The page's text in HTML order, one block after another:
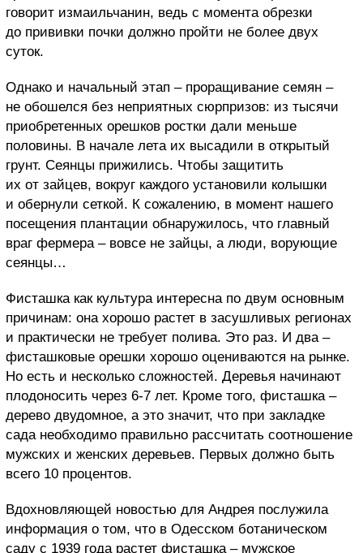
говорит измаильчанин, ведь с момента обрезки
до прививки почки должно пройти не более двух
суток.
Однако и начальный этап – проращивание семян –
не обошелся без неприятных сюрпризов: из тысячи
приобретенных орешков ростки дали меньше
половины. В начале лета их высадили в открытый
грунт. Сеянцы прижились. Чтобы защитить
их от зайцев, вокруг каждого установили колышки
и обернули сеткой. К сожалению, в момент нашего
посещения плантации обнаружилось, что главный
враг фермера – вовсе не зайцы, а люди, ворующие
сеянцы…
Фисташка как культура интересна по двум основным
причинам: она хорошо растет в засушливых регионах
и практически не требует полива. Это раз. И два –
фисташковые орешки хорошо оцениваются на рынке.
Но есть и несколько сложностей. Деревья начинают
плодоносить через 6-7 лет. Кроме того, фисташка –
дерево двудомное, а это значит, что при закладке
сада необходимо правильно рассчитать соотношение
мужских и женских деревьев. Первых должно быть
всего 10 процентов.
Вдохновляющей новостью для Андрея послужила
информация о том, что в Одесском ботаническом
саду с 1939 года растет фисташка – мужское